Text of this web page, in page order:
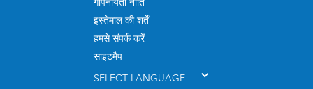
इस्तेमाल की शर्तें
हमसे संपर्क करें
साइटमैप
SELECT LANGUAGE